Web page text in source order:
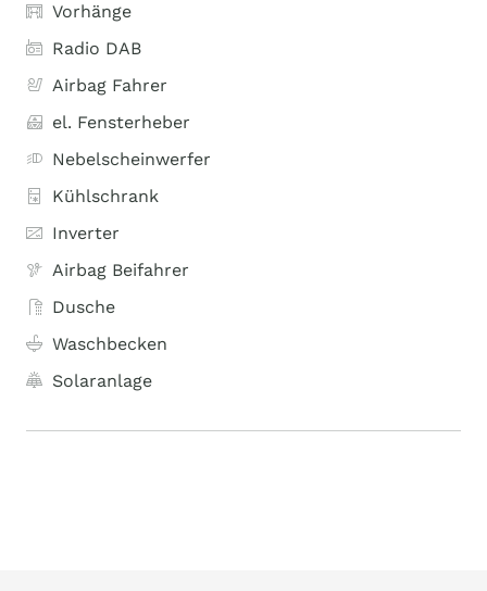
Vorhänge
Radio DAB
Airbag Fahrer
el. Fensterheber
Nebelscheinwerfer
Kühlschrank
Inverter
Airbag Beifahrer
Dusche
Waschbecken
Solaranlage